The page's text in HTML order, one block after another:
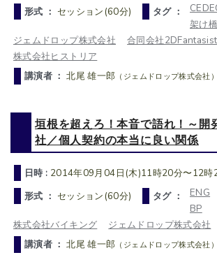
形式 ： セッション(60分) タグ ：
架け
ジェムドロップ株式会社
合同会社
株式会社ヒストリア
講演者 ：北尾 雄一郎 （ジェムドロップ株式会社
垣根を超えろ！本音で語れ！～開
社／個人契約の本当に良い関係
日時 : 2014年09月04日(木)11時20分〜12時
形式 ： セッション(60分) タグ ： ENG
BP
株式会社バイキング
ジェムドロップ株式会社
講演者 ：北尾 雄一郎 （ジェムドロップ株式会社